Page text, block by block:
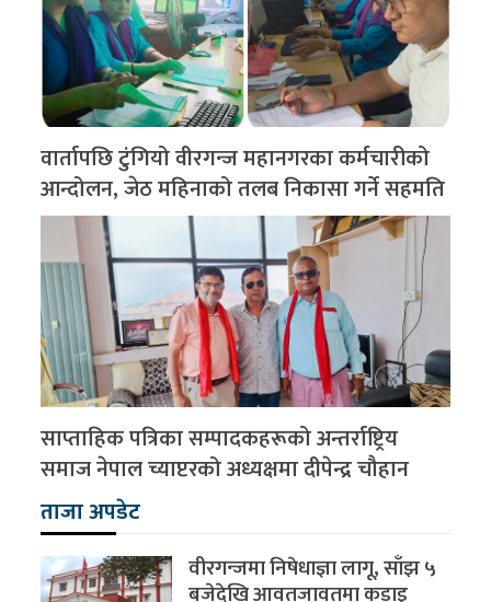
वार्तापछि टुंगियो वीरगन्ज महानगरका कर्मचारीको
आन्दोलन, जेठ महिनाको तलब निकासा गर्ने सहमति
साप्ताहिक पत्रिका सम्पादकहरूको अन्तर्राष्ट्रिय
समाज नेपाल च्याप्टरको अध्यक्षमा दीपेन्द्र चौहान
ताजा अपडेट
वीरगन्जमा निषेधाज्ञा लागू, साँझ ५
बजेदेखि आवतजावतमा कडाइ